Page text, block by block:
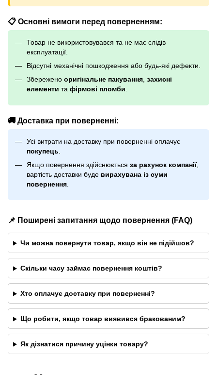
📋 Основні вимоги перед поверненням:
Товар не використовувався та не має слідів
експлуатації.
Відсутні механічні пошкодження або будь-які дефекти.
Збережено оригінальне пакування, захисні
елементи та фірмові пломби.
🚚 Доставка при поверненні:
Усі витрати на доставку при поверненні оплачує
покупець
Якщо повернення здійснюється за рахунок компанії,
вартість доставки буде вирахувана із суми
повернення
📌 Поширені запитання щодо повернення (FAQ)
Чи можна повернути товар, якщо він не підійшов?
Скільки часу займає повернення коштів?
Хто оплачує доставку при поверненні?
Що робити, якщо товар виявився бракованим?
Як дізнатися причину уцінки товару?